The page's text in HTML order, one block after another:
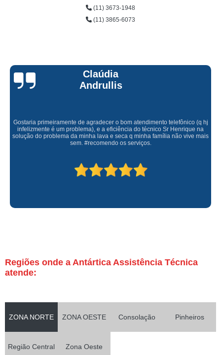
(11) 3673-1948
(11) 3865-6073
Claúdia
Andrullis
Gostaria primeiramente de agradecer o bom atendimento telefônico (q hj
infelizmente é um problema), e a eficiência do técnico Sr Henrique na
solução do problema da minha lava e seca q minha família não vive mais
sem. #recomendo os serviços.
Regiões onde a Antártica Assistência Técnica
atende:
ZONA NORTE ZONA OESTE Consolação Pinheiros
Região Central Zona Oeste